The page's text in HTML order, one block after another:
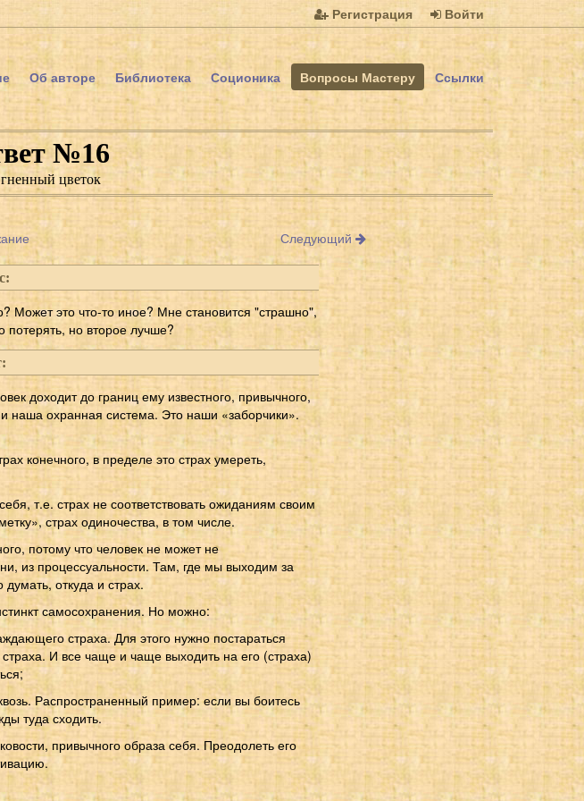
Регистрация Войти
Об авторе Библиотека Соционика Вопросы Мастеру Ссылки
№16
цветок
Следующий
Может это что-то иное? Мне становится "страшно",
потерять, но второе лучше?
доходит до границ ему известного, привычного,
охранная система. Это наши «заборчики».
конечного, в пределе это страх умереть,
т.е. страх не соответствовать ожиданиям своим
страх одиночества, в том числе.
потому что человек не может не
из процессуальности. Там, где мы выходим за
думать, откуда и страх.
самосохранения. Но можно:
страха. Для этого нужно постараться
И все чаще и чаще выходить на его (страха)
Распространенный пример: если вы боитесь
туда сходить.
привычного образа себя. Преодолеть его